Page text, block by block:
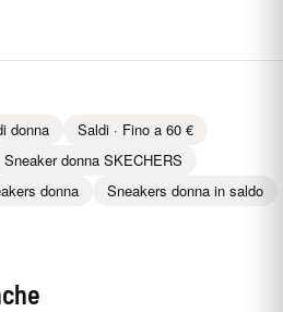
donna
Saldi · Fino a 60 €
Sneaker donna SKECHERS
donna Sneakers donna in saldo